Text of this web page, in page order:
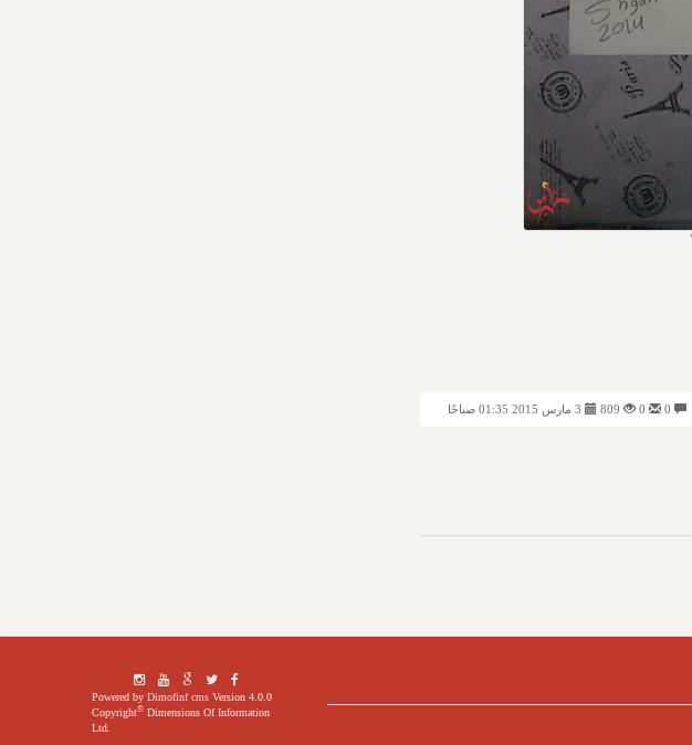
809
Powered by Dimofinf cmsVersion 4.0.0
Copyright©Dimensions Of Information
Ltd.